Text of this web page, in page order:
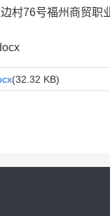
村76号福州商贸职
(32.32 KB)